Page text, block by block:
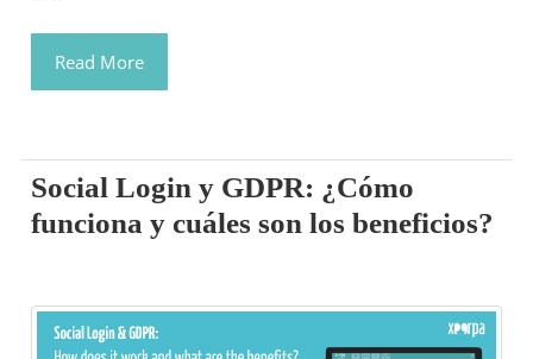
Read More
Social Login y GDPR: ¿Cómo
funciona y cuáles son los beneficios?